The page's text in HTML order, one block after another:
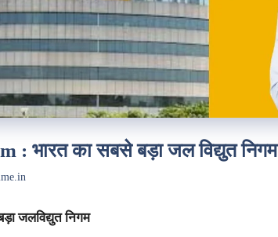
: भारत का सबसे बड़ा जल विद्युत निगम
जलविद्युत निगम